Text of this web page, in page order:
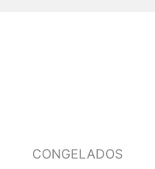
CONGELADOS